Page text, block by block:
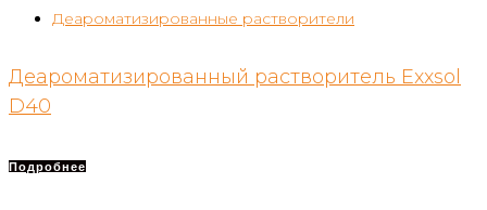
Деароматизированные растворители
Деароматизированный растворитель Exxsol
D40
Подробнее